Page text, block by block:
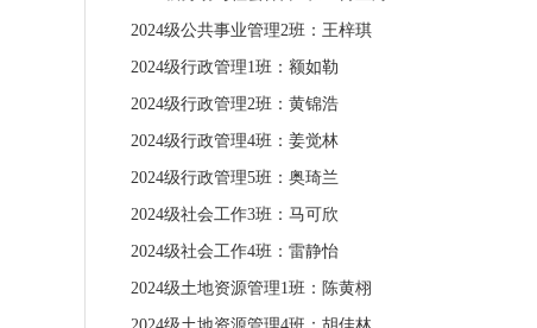
2024级公共事业管理2班： 王梓琪
2024级行政管理1班：额如勒
2024级行政管理2班：黄锦浩
2024级行政管理4班：姜觉林
2024级行政管理5班：奥琦兰
2024级社会工作3班：马可欣
2024级社会工作4班：雷静怡
2024级土地资源管理1班： 陈黄栩